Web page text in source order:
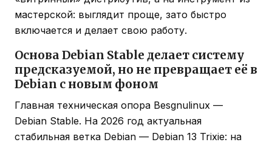
мастерской: выглядит проще, зато быстро
включается и делает свою работу.
Основа Debian Stable делает систему
предсказуемой, но не превращает её в
Debian с новым фоном
Главная техническая опора Besgnulinux —
Debian Stable. На 2026 год актуальная
стабильная ветка Debian — Debian 13 Trixie: на